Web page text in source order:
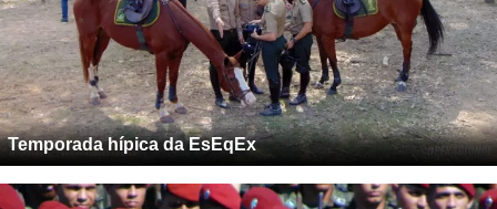
Temporada hípica da EsEqEx